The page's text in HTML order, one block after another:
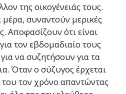
της οικογένειάς τους.
συναντούν μερικές
Αποφασίζουν ότι είναι
τον εβδομαδιαίο τους
να συζητήσουν για τα
Όταν ο σύζυγος έρχεται
του τον χρόνο απαντώντας